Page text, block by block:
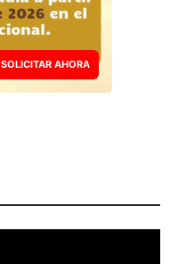
SOLICITAR AHORA